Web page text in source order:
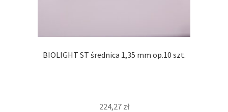
BIOLIGHT ST średnica 1,35 mm op.10 szt.
224,27 zł